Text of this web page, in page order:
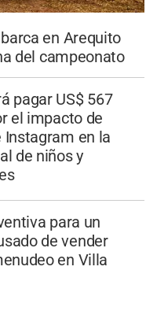
en Arequito
del campeonato
pagar US$ 567
el impacto de
Instagram en la
de niños y
para un
de vender
en Villa